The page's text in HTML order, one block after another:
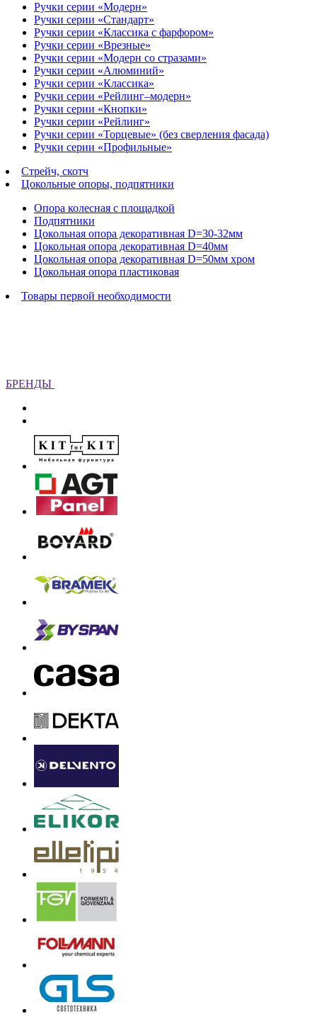
Ручки серии «Модерн»
Ручки серии «Стандарт»
Ручки серии «Классика с фарфором»
Ручки серии «Врезные»
Ручки серии «Модерн со стразами»
Ручки серии «Алюминий»
Ручки серии «Классика»
Ручки серии «Рейлинг–модерн»
Ручки серии «Кнопки»
Ручки серии «Рейлинг»
Ручки серии «Торцевые» (без сверления фасада)
Ручки серии «Профильные»
Стрейч, скотч
Цокольные опоры, подпятники
Опора колесная с площадкой
Подпятники
Цокольная опора декоративная D=30-32мм
Цокольная опора декоративная D=40мм
Цокольная опора декоративная D=50мм хром
Цокольная опора пластиковая
Товары первой необходимости
БРЕНДЫ